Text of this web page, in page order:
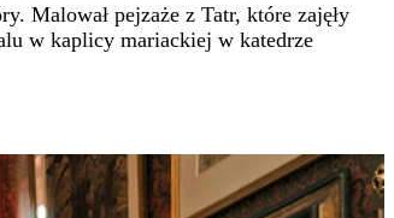
Malował pejzaże z Tatr, które zajęły
w kaplicy mariackiej w katedrze